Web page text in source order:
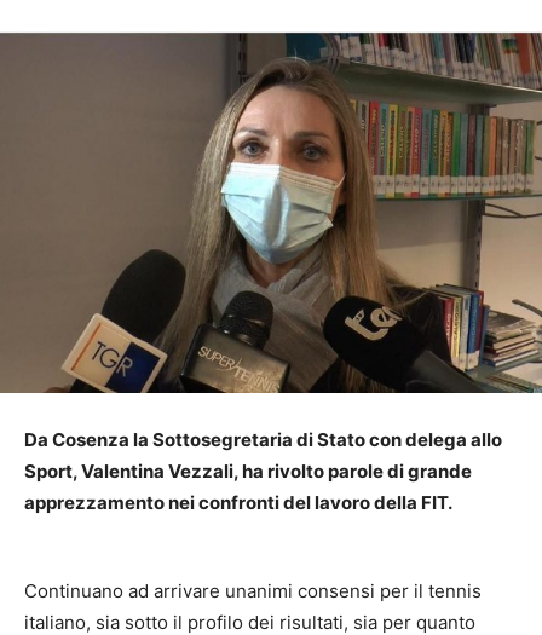
Da Cosenza la Sottosegretaria di Stato con delega allo
Sport, Valentina Vezzali, ha rivolto parole di grande
apprezzamento nei confronti del lavoro della FIT.
Continuano ad arrivare unanimi consensi per il tennis
italiano, sia sotto il profilo dei risultati, sia per quanto